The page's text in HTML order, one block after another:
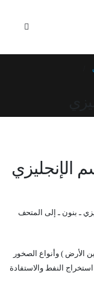
الإنجليزي
ـ بنون ـ إلى المتحف
الأرض ) وأنواع الصخور
النفط والاستفادة